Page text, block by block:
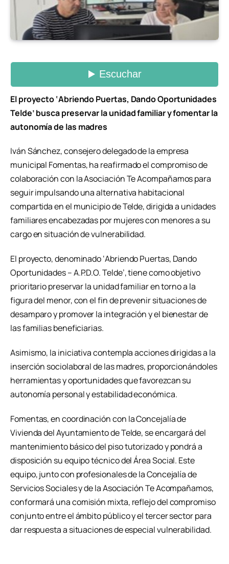
El proyecto ‘Abriendo Puertas, Dando Oportunidades
Telde’ busca preservar la unidad familiar y fomentar la
autonomía de las madres
Iván Sánchez, consejero delegado de la empresa
municipal Fomentas, ha reafirmado el compromiso de
colaboración con la Asociación Te Acompañamos para
seguir impulsando una alternativa habitacional
compartida en el municipio de Telde, dirigida a unidades
familiares encabezadas por mujeres con menores a su
cargo en situación de vulnerabilidad.
El proyecto, denominado ‘Abriendo Puertas, Dando
Oportunidades – A.P.D.O. Telde’, tiene como objetivo
prioritario preservar la unidad familiar en torno a la
figura del menor, con el fin de prevenir situaciones de
desamparo y promover la integración y el bienestar de
las familias beneficiarias.
Asimismo, la iniciativa contempla acciones dirigidas a la
inserción sociolaboral de las madres, proporcionándoles
herramientas y oportunidades que favorezcan su
autonomía personal y estabilidad económica.
Fomentas, en coordinación con la Concejalía de
Vivienda del Ayuntamiento de Telde, se encargará del
mantenimiento básico del piso tutorizado y pondrá a
disposición su equipo técnico del Área Social. Este
equipo, junto con profesionales de la Concejalía de
Servicios Sociales y de la Asociación Te Acompañamos,
conformará una comisión mixta, reflejo del compromiso
conjunto entre el ámbito público y el tercer sector para
dar respuesta a situaciones de especial vulnerabilidad.